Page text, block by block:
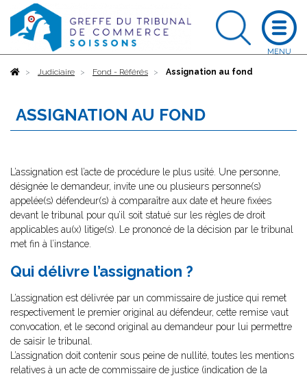
AccueilJudiciaire Fond - Référés Assignation au fond
ASSIGNATION AU FOND
L’assignation est l’acte de procédure le plus usité. Une personne,
désignée le demandeur, invite une ou plusieurs personne(s)
appelée(s) défendeur(s) à comparaître aux date et heure fixées
devant le tribunal pour qu’il soit statué sur les règles de droit
applicables au(x) litige(s). Le prononcé de la décision par le tribunal
met fin à l’instance.
Qui délivre l’assignation ?
L’assignation est délivrée par un commissaire de justice qui remet
respectivement le premier original au défendeur, cette remise vaut
convocation, et le second original au demandeur pour lui permettre
de saisir le tribunal.
L’assignation doit contenir sous peine de nullité, toutes les mentions
relatives à un acte de commissaire de justice (indication de la